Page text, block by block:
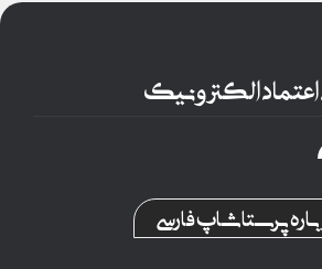
اعتماد الکترونیک
پرستاشاپ فارسی